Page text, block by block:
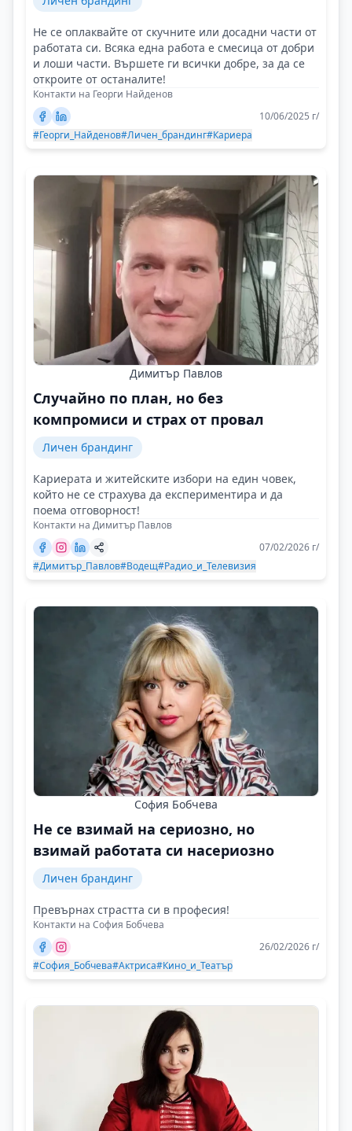
Не се оплаквайте от скучните или досадни части от
работата си. Всяка една работа е смесица от добри
и лоши части. Вършете ги всички добре, за да се
откроите от останалите!
Контакти на Георги Найденов
10/06/2025 г/
#Георги_Найденов#Личен_брандинг#Кариера
Димитър Павлов
Случайно по план, но без
компромиси и страх от провал
Личен брандинг
Кариерата и житейските избори на един човек,
който не се страхува да експериментира и да
поема отговорност!
Контакти на Димитър Павлов
07/02/2026 г/
#Димитър_Павлов#Водещ#Радио_и_Телевизия
София Бобчева
Не се взимай на сериозно, но
взимай работата си насериозно
Личен брандинг
Превърнах страстта си в професия!
Контакти на София Бобчева
26/02/2026 г/
#София_Бобчева#Актриса#Кино_и_Театър